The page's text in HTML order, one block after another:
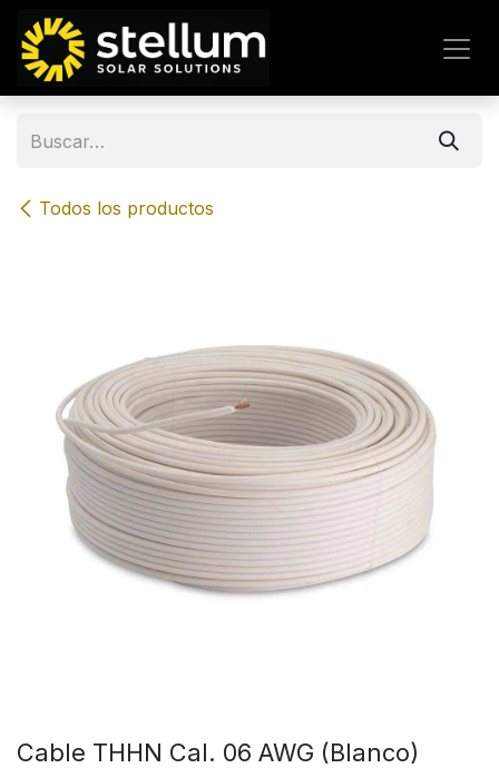
Todos los productos
Cable THHN Cal. 06 AWG (Blanco)